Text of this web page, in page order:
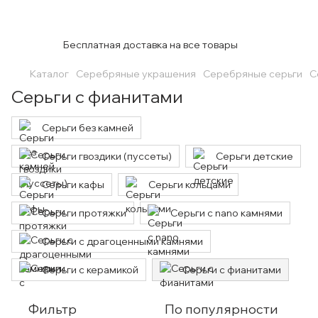
Бесплатная доставка на все товары
Каталог Серебряные украшения Серебряные серьги
Серьги с фианитами
Серьги без камней
Серьги гвоздики (пуссеты) Серьги детские
Серьги кафы Серьги кольцами
Серьги протяжки Серьги с nano камнями
Серьги с драгоценными камнями
Серьги с керамикой Серьги с фианитами
Фильтр По популярности